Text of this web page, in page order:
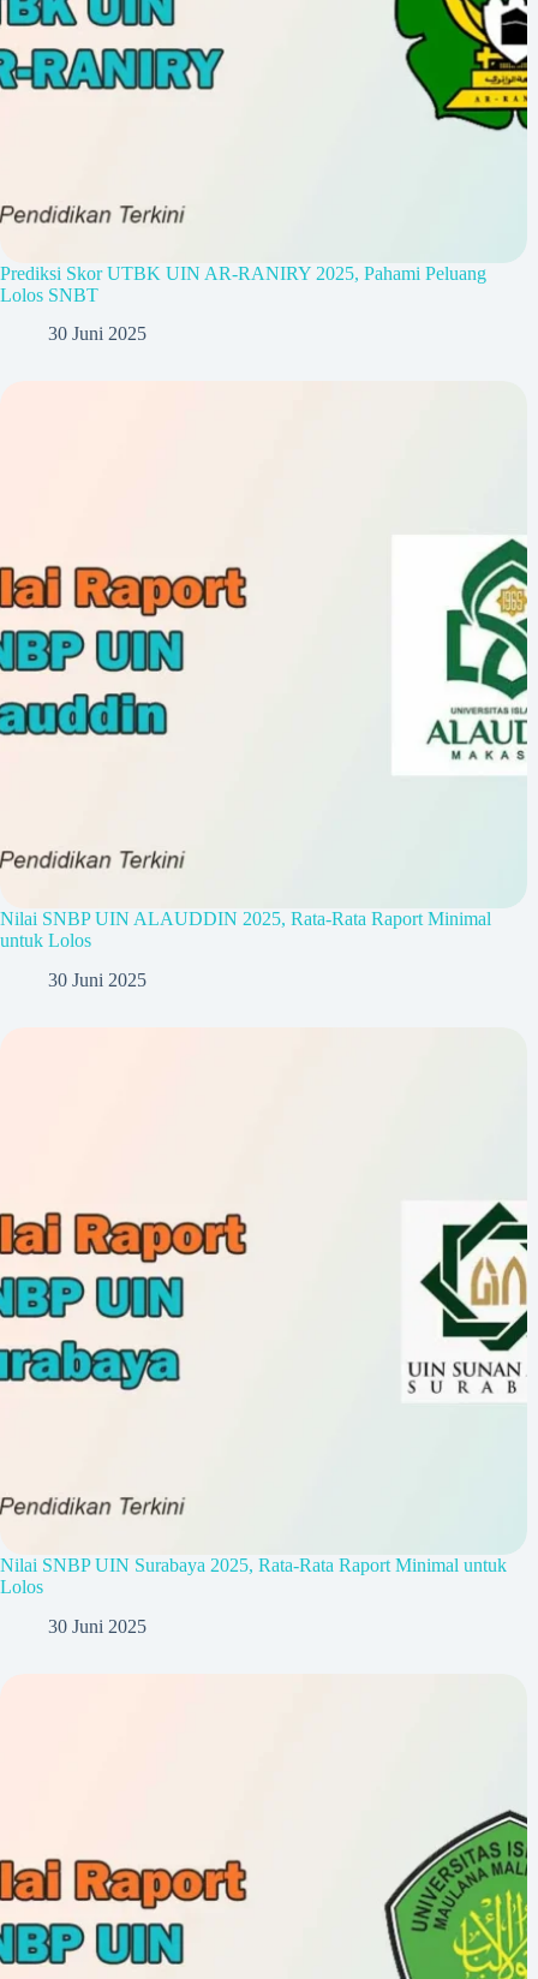
Prediksi Skor UTBK UIN AR-RANIRY 2025, Pahami Peluang
Lolos SNBT
30 Juni 2025
Nilai SNBP UIN ALAUDDIN 2025, Rata-Rata Raport Minimal
untuk Lolos
30 Juni 2025
Nilai SNBP UIN Surabaya 2025, Rata-Rata Raport Minimal untuk
Lolos
30 Juni 2025